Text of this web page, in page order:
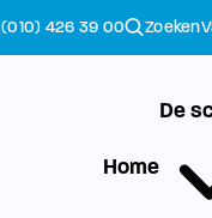
(010) 426 39 00 Zoeken
Home
De